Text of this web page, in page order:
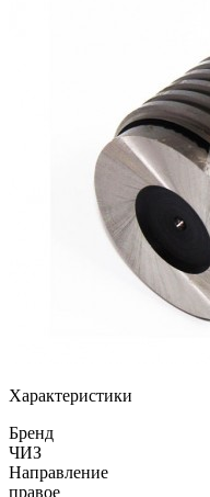
Характеристики
Бренд
ЧИЗ
Направление
правое